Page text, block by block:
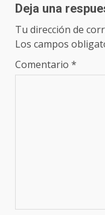
Deja una
Tu dirección de
Los campos
Comentario *